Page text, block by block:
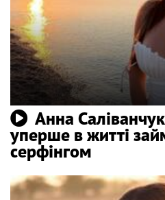
Анна
уперше в житті
серфінгом